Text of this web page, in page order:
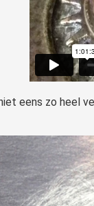
eens zo heel